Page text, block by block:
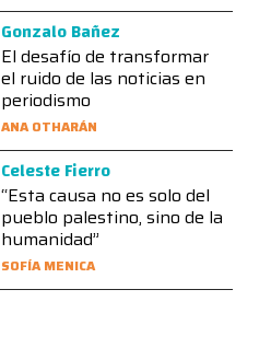
Gonzalo Bañez
El desafío de transformar
el ruido de las noticias en
periodismo
ANA OTHARÁN
Celeste Fierro
“Esta causa no es solo del
pueblo palestino, sino de la
humanidad”
SOFÍA MENICA